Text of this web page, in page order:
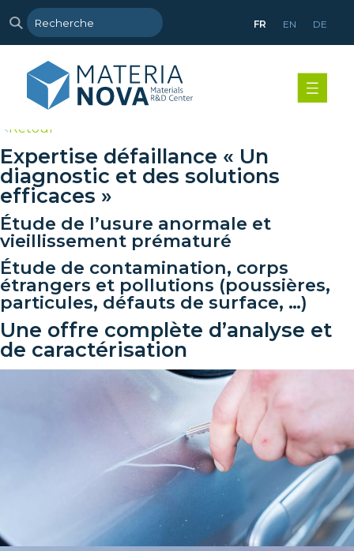
FR EN DE
Retour
Expertise défaillance « Un
diagnostic et des solutions
efficaces »
Étude de l’usure anormale et
vieillissement prématuré
Étude de contamination, corps
étrangers et pollutions (poussières,
particules, défauts de surface, …)
Une offre complète d’analyse et
de caractérisation